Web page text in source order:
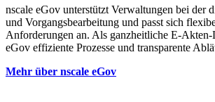
nscale eGov unterstützt Verwaltungen bei der
und Vorgangsbearbeitung und passt sich
Anforderungen an. Als ganzheitliche E-Akten-
eGov effiziente Prozesse und transparente
Mehr über nscale eGov